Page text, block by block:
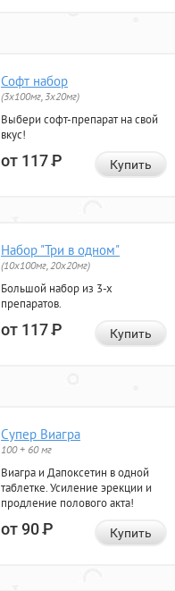
Софт набор
(3x100мг, 3x20мг)
Выбери софт-препарат на свой
вкус!
от 117Р Купить
Набор "Три в одном"
(10x100мг, 20x20мг)
Большой набор из 3-х
препаратов.
от 117Р Купить
Супер Виагра
100 + 60 мг
Виагра и Дапоксетин в одной
таблетке. Усиление эрекции и
продление полового акта!
от 90Р Купить